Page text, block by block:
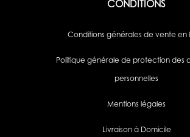
CONDITIONS
Conditions générales de vente en
Politique générale de protection des
personnelles
Mentions légales
Livraison à Domicile